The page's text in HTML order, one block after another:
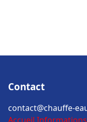
Contact
contact@chauffe-